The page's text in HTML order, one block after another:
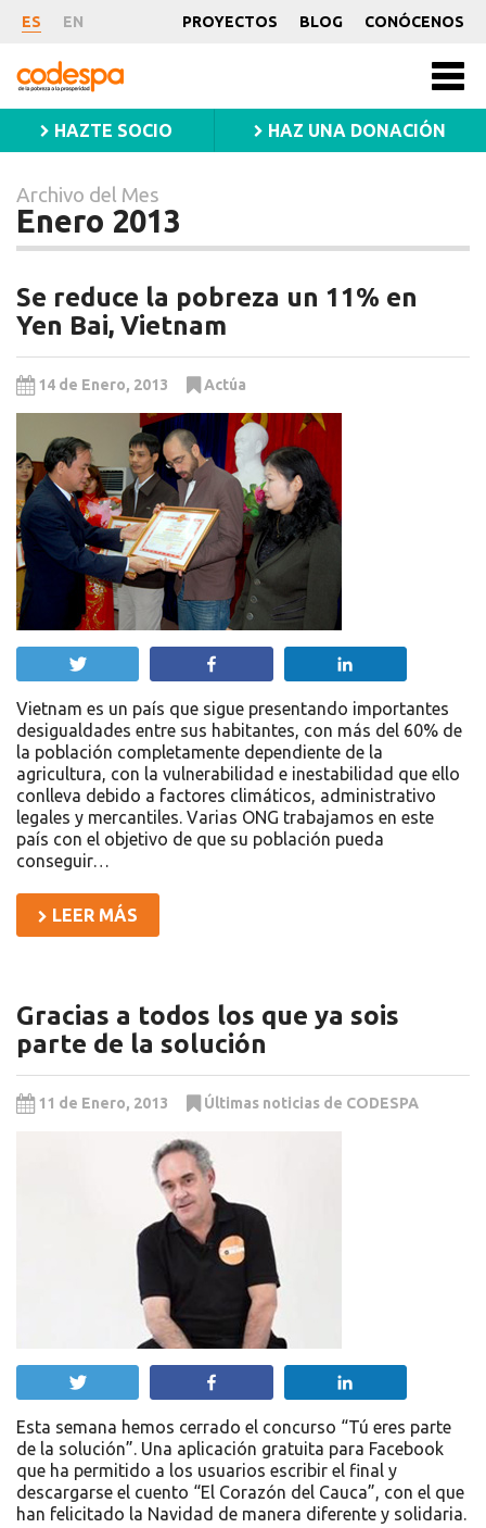
Archivo
Mes
Enero
2013
ES EN PROYECTOS BLOG CONÓCENOS
CODESPA
HAZTE SOCIO HAZ UNA DONACIÓN
Archivo del Mes
Enero 2013
Se reduce la pobreza un 11% en
Yen Bai, Vietnam
14 de Enero, 2013 Actúa
Vietnam es un país que sigue presentando importantes
desigualdades entre sus habitantes, con más del 60% de
la población completamente dependiente de la
agricultura, con la vulnerabilidad e inestabilidad que ello
conlleva debido a factores climáticos, administrativo
legales y mercantiles. Varias ONG trabajamos en este
país con el objetivo de que su población pueda
conseguir…
LEER MÁS
Gracias a todos los que ya sois
parte de la solución
11 de Enero, 2013 Últimas noticias de CODESPA
Esta semana hemos cerrado el concurso “Tú eres parte
de la solución”. Una aplicación gratuita para Facebook
que ha permitido a los usuarios escribir el final y
descargarse el cuento “El Corazón del Cauca”, con el que
han felicitado la Navidad de manera diferente y solidaria.